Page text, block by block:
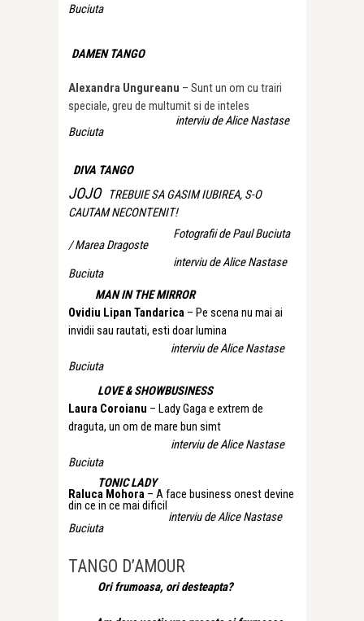
Buciuta
DAMEN TANGO
Alexandra Ungureanu – Sunt un om cu trairi
speciale, greu de multumit si de inteles
interviu de Alice Nastase
Buciuta
DIVA TANGO
JOJOTREBUIE SA GASIM IUBIREA, S-O
CAUTAM NECONTENIT!
Fotografii de Paul Buciuta
/ Marea Dragoste
interviu de Alice Nastase
Buciuta
MAN IN THE MIRROR
Ovidiu Lipan Tandarica – Pe scena nu mai ai
invidii sau rautati, esti doar lumina
interviu de Alice Nastase
Buciuta
LOVE & SHOWBUSINESS
Laura Coroianu – Lady Gaga e extrem de
draguta, un om de mare bun simt
interviu de Alice Nastase
Buciuta
TONIC LADY
Raluca Mohora – A face business onest devine
din ce in ce mai dificil
interviu de Alice Nastase
Buciuta
TANGO D’AMOUR
Ori frumoasa, ori desteapta?